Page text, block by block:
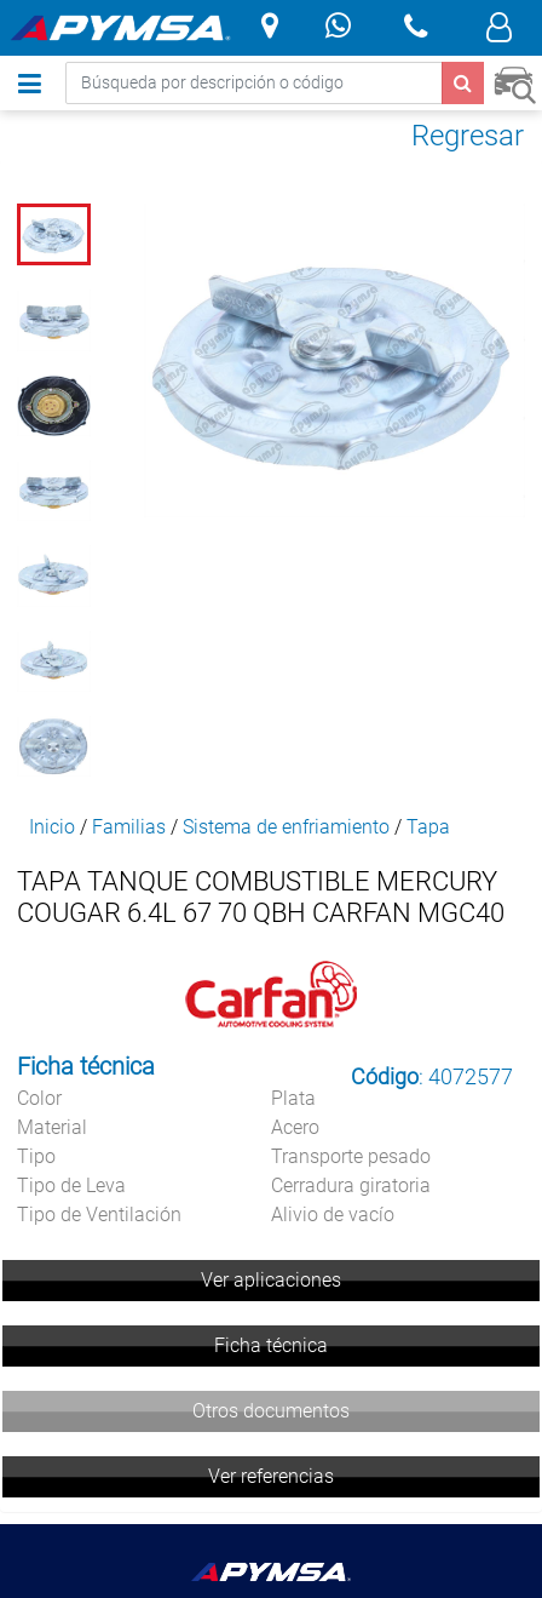
.
Regresar
Inicio / Familias / Sistema de enfriamiento / Tapa
TAPA TANQUE COMBUSTIBLE MERCURY
COUGAR 6.4L 67 70 QBH CARFAN MGC40
Código: 4072577
Ficha técnica
Color
Plata
Material
Acero
Tipo
Transporte pesado
Tipo de Leva
Cerradura giratoria
Tipo de Ventilación
Alivio de vacío
Ver aplicaciones
Ficha técnica
Otros documentos
Ver referencias